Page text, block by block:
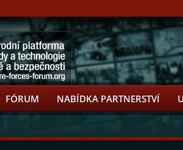
FÓRUM NABÍDKA PARTNERSTVÍ